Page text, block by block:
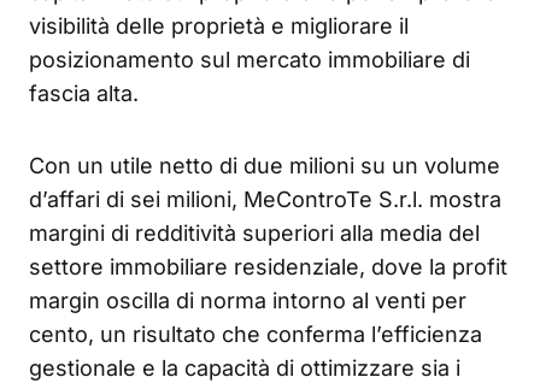
visibilità delle proprietà e migliorare il
posizionamento sul mercato immobiliare di
fascia alta.
Con un utile netto di due milioni su un volume
d’affari di sei milioni, MeControTe S.r.l. mostra
margini di redditività superiori alla media del
settore immobiliare residenziale, dove la profit
margin oscilla di norma intorno al venti per
cento, un risultato che conferma l’efficienza
gestionale e la capacità di ottimizzare sia i